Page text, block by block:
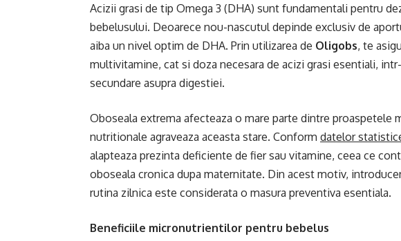
Acizii grasi de tip Omega 3 (DHA) sunt fundamentali pentru
bebelusului. Deoarece nou-nascutul depinde exclusiv de
aiba un nivel optim de DHA. Prin utilizarea de Oligobs, te
multivitamine, cat si doza necesara de acizi grasi esentiali,
secundare asupra digestiei.
Oboseala extrema afecteaza o mare parte dintre proaspetele
nutritionale agraveaza aceasta stare. Conform datelor
alapteaza prezinta deficiente de fier sau vitamine, ceea ce
oboseala cronica dupa maternitate. Din acest motiv,
rutina zilnica este considerata o masura preventiva esentiala.
Beneficiile micronutrientilor pentru bebelus